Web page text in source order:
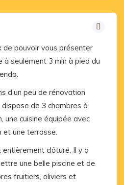
de pouvoir vous présenter
à seulement 3 min à pied du
d’un peu de rénovation
de 3 chambres à
une cuisine équipée avec
et une terrasse.
clôturé. Il y a
une belle piscine et de
fruitiers, oliviers et